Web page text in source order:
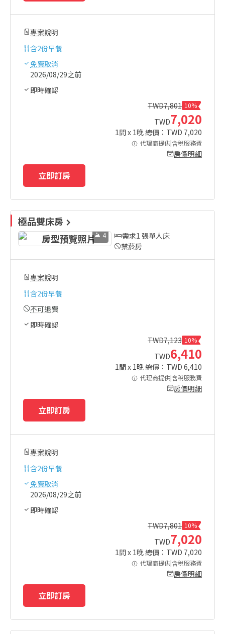
專案說明
含2份早餐
免費取消
2026/08/29之前
即時確認
TWD7,801 10%
TWD7,020
1間 x 1晚 總價：TWD 7,020
代理商提供|含稅服務費
房價明細
立即訂房
極品雙床房
4
需求1 張單人床
禁菸房
專案說明
含2份早餐
不可退費
即時確認
TWD7,123 10%
TWD6,410
1間 x 1晚 總價：TWD 6,410
代理商提供|含稅服務費
房價明細
立即訂房
專案說明
含2份早餐
免費取消
2026/08/29之前
即時確認
TWD7,801 10%
TWD7,020
1間 x 1晚 總價：TWD 7,020
代理商提供|含稅服務費
房價明細
立即訂房